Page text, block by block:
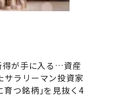
得が手に入る…資産
サラリーマン投資家
育つ銘柄｣を見抜く4